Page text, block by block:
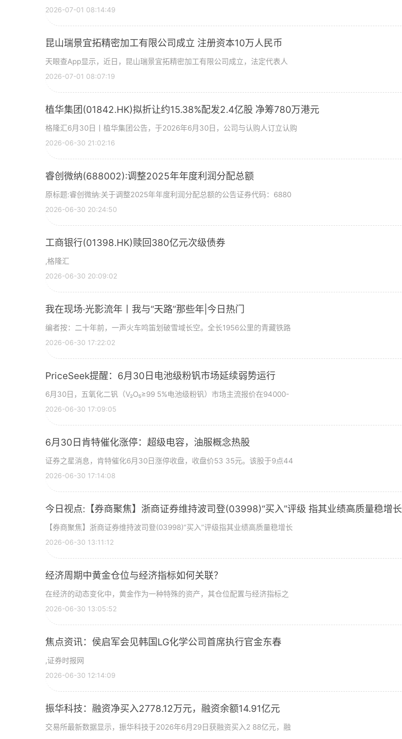
2026-07-01 08:14:49
昆山瑞景宜拓精密加工有限公司成立 注册资本10万人民币
天眼查App显示，近日，昆山瑞景宜拓精密加工有限公司成立，法定代表人
2026-07-01 08:07:19
植华集团(01842.HK)拟折让约15.38%配发2.4亿股 净筹780万港元
格隆汇6月30日丨植华集团公告，于2026年6月30日，公司与认购人订立认购
2026-06-30 21:02:16
睿创微纳(688002):调整2025年年度利润分配总额
原标题:睿创微纳:关于调整2025年年度利润分配总额的公告证券代码：6880
2026-06-30 20:24:50
工商银行(01398.HK)赎回380亿元次级债券
,格隆汇
2026-06-30 20:09:02
我在现场·光影流年丨我与“天路”那些年|今日热门
编者按：二十年前，一声火车鸣笛划破雪域长空。全长1956公里的青藏铁路
2026-06-30 17:22:02
PriceSeek提醒：6月30日电池级粉钒市场延续弱势运行
6月30日，五氧化二钒（V₂O₅≥99 5%电池级粉钒）市场主流报价在94000-
2026-06-30 17:09:05
6月30日肯特催化涨停：超级电容，油服概念热股
证券之星消息，肯特催化6月30日涨停收盘，收盘价53 35元。该股于9点44
2026-06-30 17:14:08
今日视点:【券商聚焦】浙商证券维持波司登(03998)“买入”评级 指其业绩高质量稳增长
【券商聚焦】浙商证券维持波司登(03998)“买入”评级指其业绩高质量稳增长
2026-06-30 13:11:12
经济周期中黄金仓位与经济指标如何关联？
在经济的动态变化中，黄金作为一种特殊的资产，其仓位配置与经济指标之
2026-06-30 13:05:52
焦点资讯：侯启军会见韩国LG化学公司首席执行官金东春
,证券时报网
2026-06-30 12:14:09
振华科技：融资净买入2778.12万元，融资余额14.91亿元
交易所最新数据显示，振华科技于2026年6月29日获融资买入2 88亿元，融